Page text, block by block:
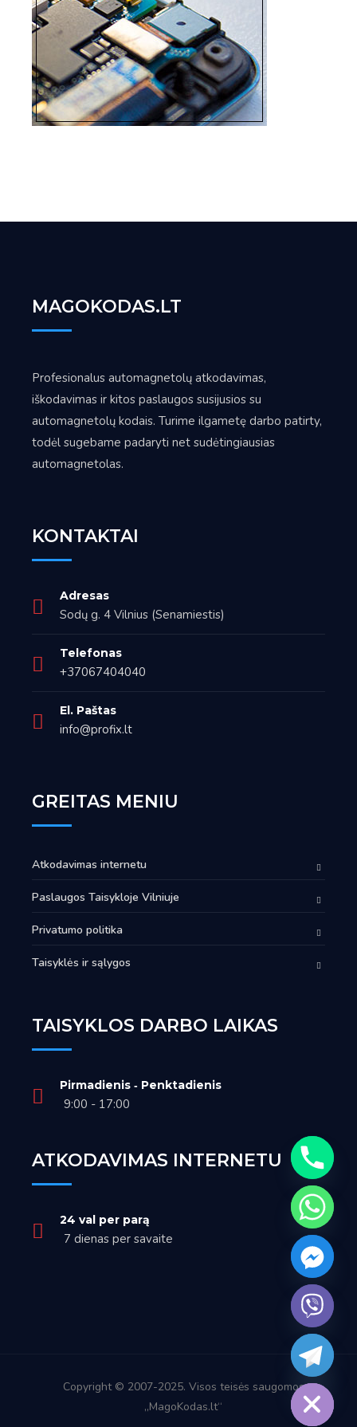
MAGOKODAS.LT
Profesionalus automagnetolų atkodavimas,
iškodavimas ir kitos paslaugos susijusios su
automagnetolų kodais. Turime ilgametę darbo patirty,
todėl sugebame padaryti net sudėtingiausias
automagnetolas.
KONTAKTAI
Adresas
Sodų g. 4 Vilnius (Senamiestis)
Telefonas
+37067404040
El. Paštas
info@profix.lt
GREITAS MENIU
Atkodavimas internetu
Paslaugos Taisykloje Vilniuje
Privatumo politika
Taisyklės ir sąlygos
TAISYKLOS DARBO LAIKAS
Pirmadienis ‑ Penktadienis
9:00 - 17:00
ATKODAVIMAS INTERNETU
24 val per parą
7 dienas per savaite
Copyright © 2007-2025. Visos teisės saugomos
„MagoKodas.lt“
Hide chaty